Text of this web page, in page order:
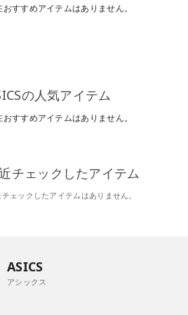
おすすめアイテムはありません。
の人気アイテム
おすすめアイテムはありません。
チェックしたアイテム
ェックしたアイテムはありません。
ASICS
アシックス